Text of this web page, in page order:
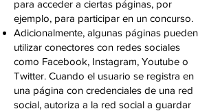
para acceder a ciertas páginas, por
ejemplo, para participar en un concurso.
Adicionalmente, algunas páginas pueden
utilizar conectores con redes sociales
como Facebook, Instagram, Youtube o
Twitter. Cuando el usuario se registra en
una página con credenciales de una red
social, autoriza a la red social a guardar